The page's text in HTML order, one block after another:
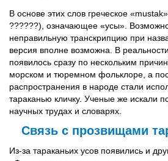
В основе этих слов греческое
??????), означающее «усы».
неправильную транскрипцию при
версия вполне возможна. В
появилось сразу по нескольким
морском и тюремном фольклоре, а
распространения в народе стали
тараканью кличку. Ученые же искали
научных трудах и словарях.
Связь с прозвищами
Из-за тараканьих усов появились и